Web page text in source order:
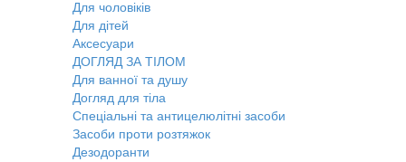
Для чоловіків
Для дітей
Аксесуари
ДОГЛЯД ЗА ТІЛОМ
Для ванної та душу
Догляд для тіла
Спеціальні та антицелюлітні засоби
Засоби проти розтяжок
Дезодоранти